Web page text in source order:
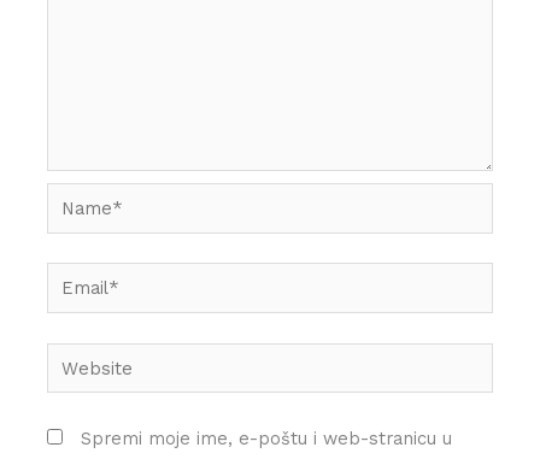
Name*
Email*
Website
Spremi moje ime, e-poštu i web-stranicu u